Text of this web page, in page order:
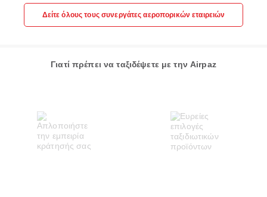
Δείτε όλους τους συνεργάτες αεροπορικών εταιρειών
Γιατί πρέπει να ταξιδέψετε με την Airpaz